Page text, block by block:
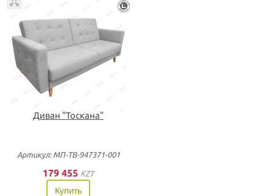
Диван "Тоскана"
Артикул: МП-ТВ-947371-001
179 455 KZT
Купить